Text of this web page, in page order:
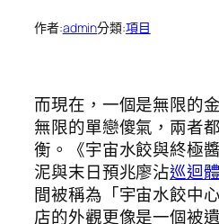
作者:admin分類:項目
而現在，一個是無限的
無限的單戀傻氣，兩者
衡。《宇宙水餃與終極
泥與末日預兆廖沾巡迴
間被稱為「宇宙水餃中
店的外觀更像是一個被